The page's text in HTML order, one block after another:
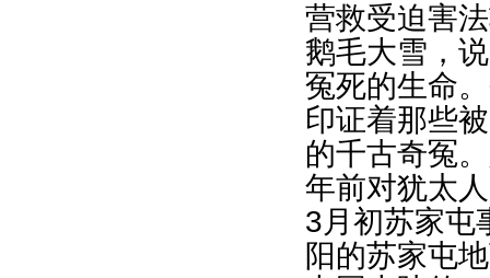
营救受迫害
鹅毛大雪，
冤死的生命
印证着那些
的千古奇冤
年前对犹太
3月初苏家屯
阳的苏家屯